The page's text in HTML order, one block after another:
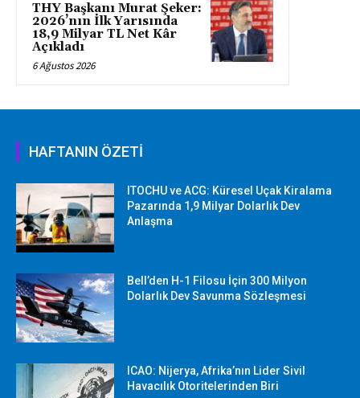
THY Başkanı Murat Şeker:
2026’nın İlk Yarısında
18,9 Milyar TL Net Kâr
Açıkladı
6 Ağustos 2026
HAFTANIN ÖZETİ
ITOCHU ve ACG: Küresel Uçak Kiralama
Pazarında 1,9 Milyar Dolarlık Dev
Anlaşma
Bell’den H-1 Filosu İçin 300 Milyon
Dolarlık Dev Savunma Sözleşmesi
ICAO: Nijerya, Afrika’nın Lider Sivil
Havacılık Otoritelerinden Biri